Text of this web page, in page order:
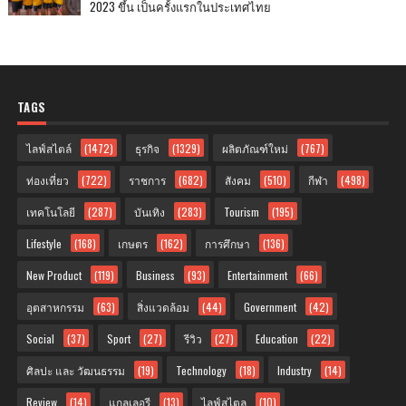
2023 ขึ้น เป็นครั้งแรกในประเทศไทย
TAGS
ไลฟ์สไตล์ (1472) ธุรกิจ (1329) ผลิตภัณฑ์ใหม่ (767)
ท่องเที่ยว (722) ราชการ (682) สังคม (510) กีฬา (498)
เทคโนโลยี (287) บันเทิง (283) Tourism (195)
Lifestyle (168) เกษตร (162) การศึกษา (136)
New Product (119) Business (93) Entertainment (66)
อุตสาหกรรม (63) สิ่งแวดล้อม (44) Government (42)
Social (37) Sport (27) รีวิว (27) Education (22)
ศิลปะ และ วัฒนธรรม (19) Technology (18) Industry (14)
Review (14) แกลเลอรี (13) ไลฟ์สไตล (10)